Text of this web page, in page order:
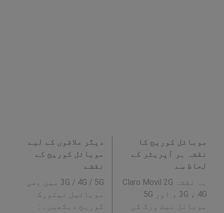
موبائل کوریج کا
نقشہ ہر آپریٹر کے
لحاظ سے
یہ نقشہ Claro Movil 2G
، 3G ، 4G اور 5G
موبائل نیٹ ورک کی
دیگر علاقوں کے لیے
موبائل کوریج کے
نقشے
3G / 4G / 5G میں بھی
موبائیل نیٹورک
کوریج دیکھیں۔ :